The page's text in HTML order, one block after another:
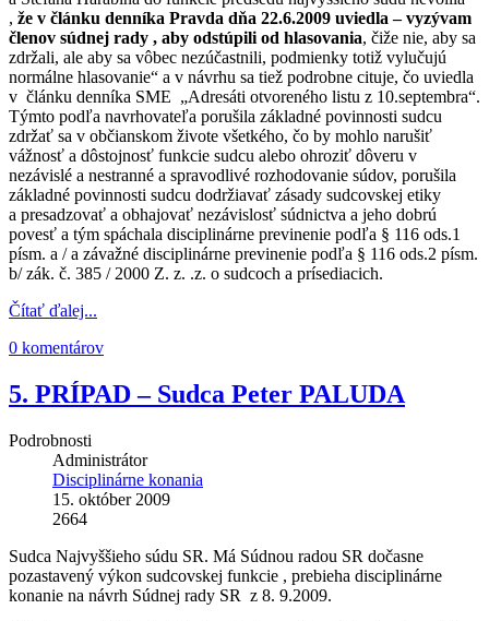
, že v článku denníka Pravda dňa 22.6.2009 uviedla – vyzývam
členov súdnej rady , aby odstúpili od hlasovania, čiže nie, aby sa
zdržali, ale aby sa vôbec nezúčastnili, podmienky totiž vylučujú
normálne hlasovanie“ a v návrhu sa tiež podrobne cituje, čo uviedla
v článku denníka SME „Adresáti otvoreného listu z 10.septembra“.
Týmto podľa navrhovateľa porušila základné povinnosti sudcu
zdržať sa v občianskom živote všetkého, čo by mohlo narušiť
vážnosť a dôstojnosť funkcie sudcu alebo ohroziť dôveru v
nezávislé a nestranné a spravodlivé rozhodovanie súdov, porušila
základné povinnosti sudcu dodržiavať zásady sudcovskej etiky
a presadzovať a obhajovať nezávislosť súdnictva a jeho dobrú
povesť a tým spáchala disciplinárne previnenie podľa § 116 ods.1
písm. a / a závažné disciplinárne previnenie podľa § 116 ods.2 písm.
b/ zák. č. 385 / 2000 Z. z. .z. o sudcoch a prísediacich.
Čítať ďalej...
0 komentárov
5. PRÍPAD – Sudca Peter PALUDA
Podrobnosti
Administrátor
Disciplinárne konania
15. október 2009
2664
Sudca Najvyššieho súdu SR. Má Súdnou radou SR dočasne
pozastavený výkon sudcovskej funkcie , prebieha disciplinárne
konanie na návrh Súdnej rady SR z 8. 9.2009.